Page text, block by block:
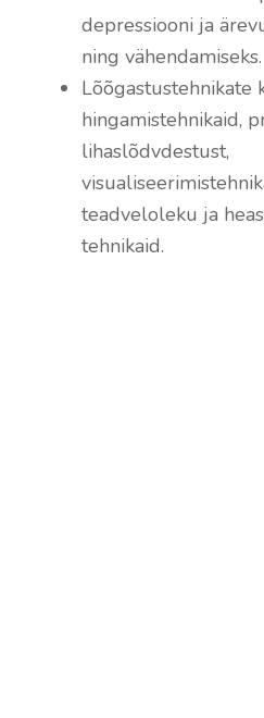
depressiooni ja
ning vähendamiseks.
Lõõgastustehnikate
hingamistehnikaid,
lihaslõdvdestust,
teadveloleku ja
tehnikaid.